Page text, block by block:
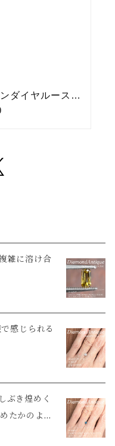
雑に溶け合
感じられる
ぶき煌めく
たかのよう